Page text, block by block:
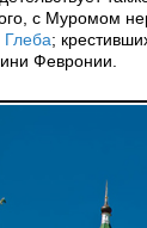
с Муромом
Глеба;
Февронии.